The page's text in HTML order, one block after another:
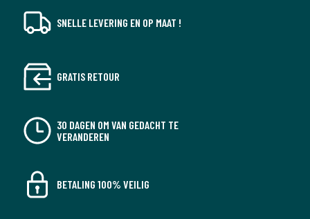
SNELLE LEVERING EN OP MAAT !
GRATIS RETOUR
30 DAGEN OM VAN GEDACHT TE
VERANDEREN
BETALING 100% VEILIG